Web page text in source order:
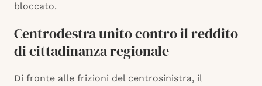
bloccato.
Centrodestra unito contro il reddito
di cittadinanza regionale
Di fronte alle frizioni del centrosinistra, il